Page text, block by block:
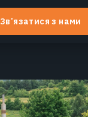
Зв’язатися з нами